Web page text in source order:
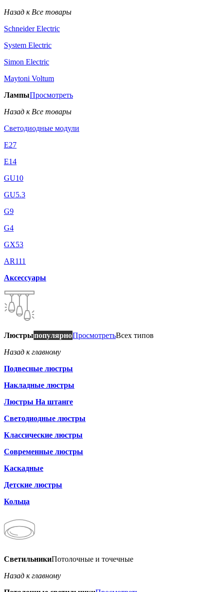
Назад к Все товары
Schneider Electric
System Electric
Simon Electric
Maytoni Voltum
ЛампыПросмотреть
Назад к Все товары
Светодиодные модули
E27
E14
GU10
GU5.3
G9
G4
GX53
AR111
Аксессуары
ЛюстрыпопулярноПросмотретьВсех типов
Назад к главному
Подвесные люстры
Накладные люстры
Люстры На штанге
Светодиодные люстры
Классические люстры
Современные люстры
Каскадные
Детские люстры
Кольца
СветильникиПотолочные и точечные
Назад к главному